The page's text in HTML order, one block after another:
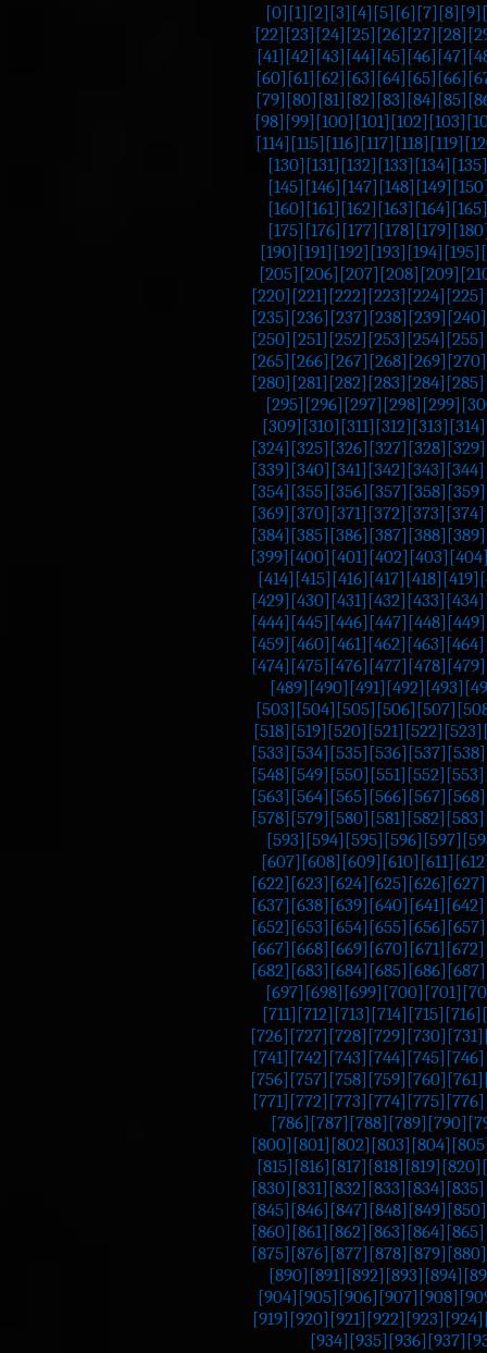
[0] [1] [2] [3] [4] [5] [6] [7] [8] [9]
[22] [23] [24] [25] [26] [27] [28]
[41] [42] [43] [44] [45] [46] [47]
[60] [61] [62] [63] [64] [65] [66]
[79] [80] [81] [82] [83] [84] [85]
[98] [99] [100] [101] [102] [103]
[114] [115] [116] [117] [118] [119]
[130] [131] [132] [133] [134] [135]
[145] [146] [147] [148] [149]
[160] [161] [162] [163] [164] [165]
[175] [176] [177] [178] [179]
[190] [191] [192] [193] [194] [195]
[205] [206] [207] [208] [209]
[220] [221] [222] [223] [224] [225]
[235] [236] [237] [238] [239] [240]
[250] [251] [252] [253] [254] [255]
[265] [266] [267] [268] [269] [270]
[280] [281] [282] [283] [284] [285]
[295] [296] [297] [298] [299]
[309] [310] [311] [312] [313] [314]
[324] [325] [326] [327] [328] [329]
[339] [340] [341] [342] [343] [344]
[354] [355] [356] [357] [358] [359]
[369] [370] [371] [372] [373] [374]
[384] [385] [386] [387] [388] [389]
[399] [400] [401] [402] [403]
[414] [415] [416] [417] [418] [419]
[429] [430] [431] [432] [433] [434]
[444] [445] [446] [447] [448] [449]
[459] [460] [461] [462] [463] [464]
[474] [475] [476] [477] [478] [479]
[489] [490] [491] [492] [493]
[503] [504] [505] [506] [507]
[518] [519] [520] [521] [522] [523]
[533] [534] [535] [536] [537] [538]
[548] [549] [550] [551] [552] [553]
[563] [564] [565] [566] [567] [568]
[578] [579] [580] [581] [582] [583]
[593] [594] [595] [596] [597]
[607] [608] [609] [610] [611]
[622] [623] [624] [625] [626] [627]
[637] [638] [639] [640] [641] [642]
[652] [653] [654] [655] [656] [657]
[667] [668] [669] [670] [671] [672]
[682] [683] [684] [685] [686] [687]
[697] [698] [699] [700] [701]
[711] [712] [713] [714] [715] [716]
[726] [727] [728] [729] [730] [731]
[741] [742] [743] [744] [745] [746]
[756] [757] [758] [759] [760] [761]
[771] [772] [773] [774] [775] [776]
[786] [787] [788] [789] [790]
[800] [801] [802] [803] [804]
[815] [816] [817] [818] [819] [820]
[830] [831] [832] [833] [834] [835]
[845] [846] [847] [848] [849] [850]
[860] [861] [862] [863] [864] [865]
[875] [876] [877] [878] [879] [880]
[890] [891] [892] [893] [894]
[904] [905] [906] [907] [908]
[919] [920] [921] [922] [923] [924]
[934] [935] [936] [937]